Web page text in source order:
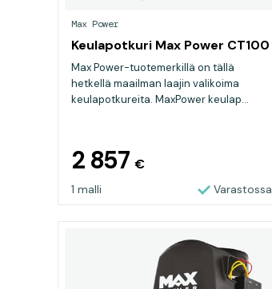
Max Power
Keulapotkuri Max Power CT100
Max Power-tuotemerkillä on tällä
hetkellä maailman laajin valikoima
keulapotkureita. MaxPower keulap...
2 857 €
1 malli Varastossa